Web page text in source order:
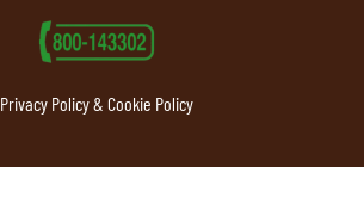
Privacy Policy & Cookie Policy